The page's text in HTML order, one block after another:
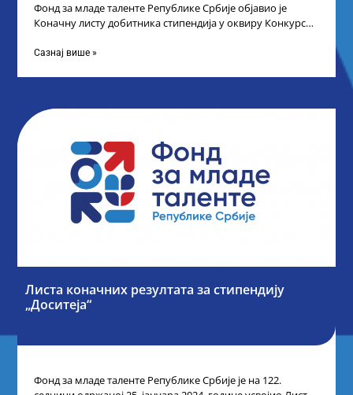
Фонд за младе таленте Републике Србије објавио је
Коначну листу добитника стипендија у оквиру Конкурса
Сазнај више »
Листа коначних резултата за стипендију
„Доситеја“
Фонд за младе таленте Републике Србије је на 122.